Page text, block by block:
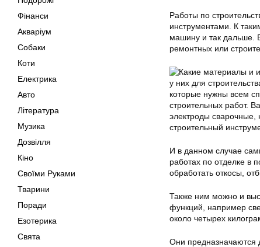
Фінанси
Акваріум
Собаки
Коти
Електрика
Авто
Література
Музика
Дозвілля
Кіно
Своїми Руками
Тварини
Поради
Езотерика
Свята
Работы по
инструментами. К
машину и так дальше.
ремонтных или
у них для
которые нужны всем
строительных работ.
электроды сварочные,
строительный
И в данном случае
работах по отделке в
обработать откосы,
Также ним можно и
функций, например
около четырех
Они предназначаются